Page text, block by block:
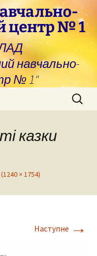
центр № 1
навчально-
№ 1"
Пошук:
казки
× 1754)
Наступне →